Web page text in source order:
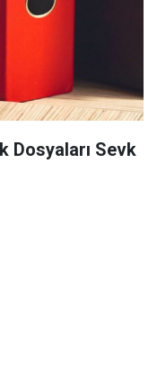
Dosyaları Sevk